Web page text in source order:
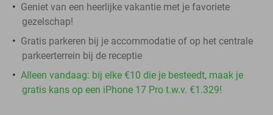
Geniet van een heerlijke vakantie met je favoriete
gezelschap!
Gratis parkeren bij je accommodatie of op het centrale
parkeerterrein bij de receptie
Alleen vandaag: bij elke €10 die je besteedt, maak je
gratis kans op een iPhone 17 Pro t.w.v. €1.329!